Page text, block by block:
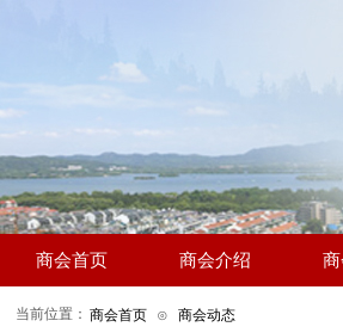
商会首页 商会介绍
商会首页 ⊙ 商会动态
当前位置：